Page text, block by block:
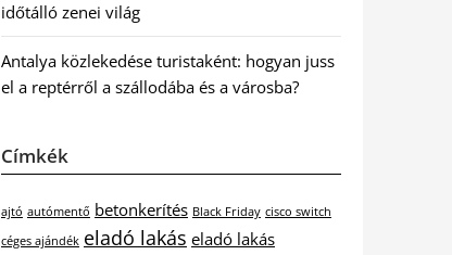
időtálló zenei világ
Antalya közlekedése turistaként: hogyan juss
el a reptérről a szállodába és a városba?
Címkék
ajtó autómentő betonkerítés Black Friday cisco switch
céges ajándék eladó lakás eladó lakás